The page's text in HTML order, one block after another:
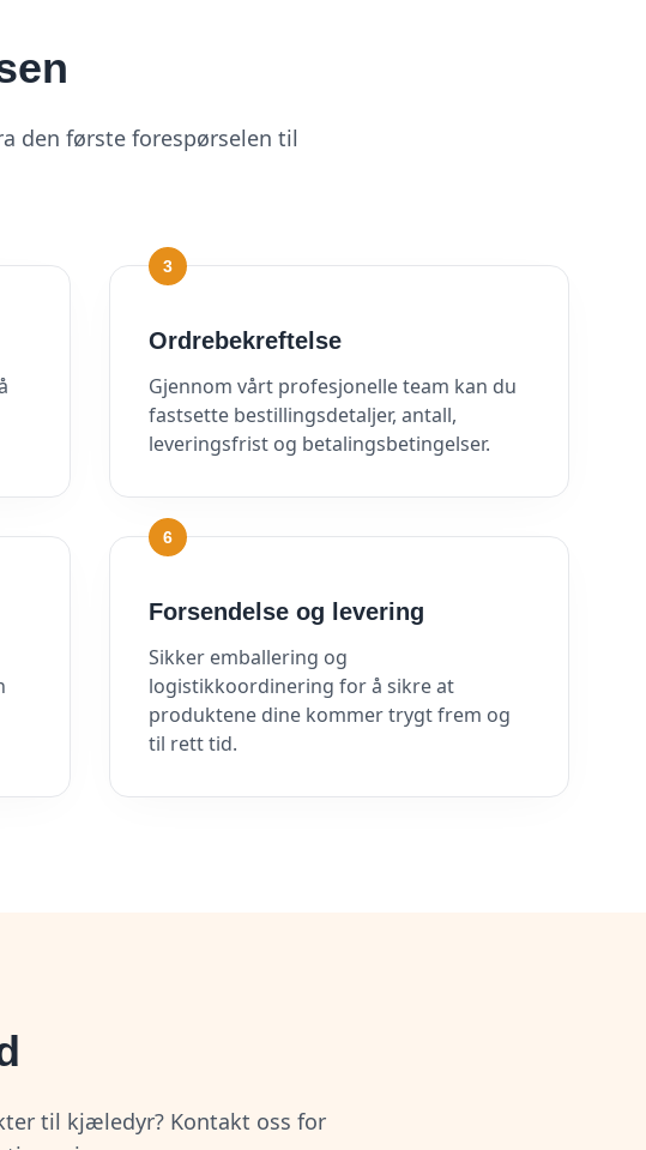
den første forespørselen til
3
Ordrebekreftelse
Gjennom vårt profesjonelle team kan du
fastsette bestillingsdetaljer, antall,
leveringsfrist og betalingsbetingelser.
6
Forsendelse og levering
Sikker emballering og
logistikkoordinering for å sikre at
produktene dine kommer trygt frem og
til rett tid.
til kjæledyr? Kontakt oss for